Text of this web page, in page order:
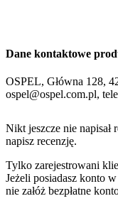
Dane kontaktowe
OSPEL, Główna 128,
ospel@ospel.com.pl,
Nikt jeszcze nie
napisz recenzję.
Tylko zarejestrowani
Jeżeli posiadasz konto
nie załóż bezpłatne